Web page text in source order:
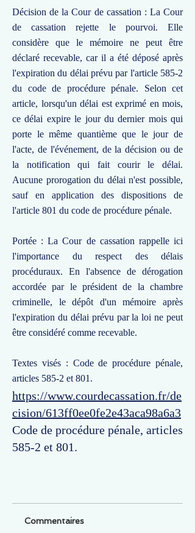
Décision de la Cour de cassation : La Cour
de cassation rejette le pourvoi. Elle
considère que le mémoire ne peut être
déclaré recevable, car il a été déposé après
l'expiration du délai prévu par l'article 585-2
du code de procédure pénale. Selon cet
article, lorsqu'un délai est exprimé en mois,
ce délai expire le jour du dernier mois qui
porte le même quantième que le jour de
l'acte, de l'événement, de la décision ou de
la notification qui fait courir le délai.
Aucune prorogation du délai n'est possible,
sauf en application des dispositions de
l'article 801 du code de procédure pénale.
Portée : La Cour de cassation rappelle ici
l'importance du respect des délais
procéduraux. En l'absence de dérogation
accordée par le président de la chambre
criminelle, le dépôt d'un mémoire après
l'expiration du délai prévu par la loi ne peut
être considéré comme recevable.
Textes visés : Code de procédure pénale,
articles 585-2 et 801.
https://www.courdecassation.fr/de
cision/613ff0ee0fe2e43aca98a6a3
Code de procédure pénale, articles
585-2 et 801.
Commentaires